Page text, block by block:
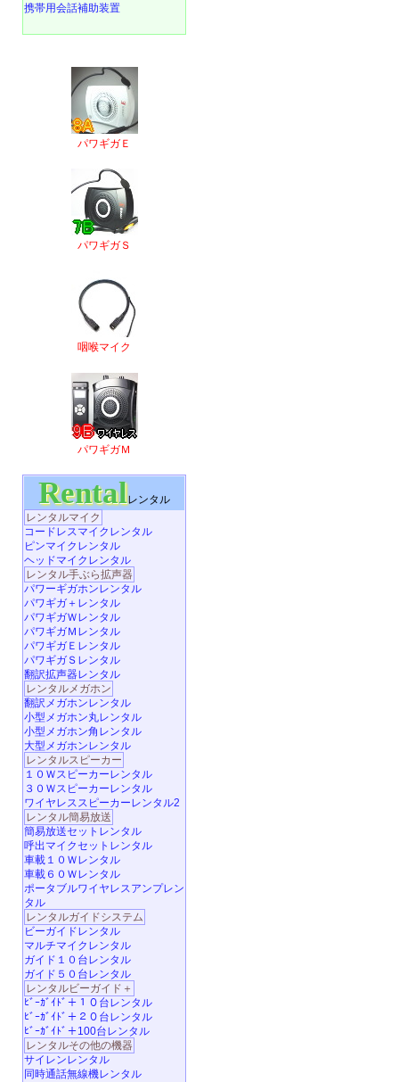
携帯用会話補助装置
パワギガＥ
パワギガＳ
咽喉マイク
パワギガＭ
Rentalレンタル
レンタルマイク
コードレスマイクレンタル
ピンマイクレンタル
ヘッドマイクレンタル
レンタル手ぶら拡声器
パワーギガホンレンタル
パワギガ＋レンタル
パワギガＷレンタル
パワギガＭレンタル
パワギガＥレンタル
パワギガＳレンタル
翻訳拡声器レンタル
レンタルメガホン
翻訳メガホンレンタル
小型メガホン丸レンタル
小型メガホン角レンタル
大型メガホンレンタル
レンタルスピーカー
１０Ｗスピーカーレンタル
３０Ｗスピーカーレンタル
ワイヤレススピーカーレンタル2
レンタル簡易放送
簡易放送セットレンタル
呼出マイクセットレンタル
車載１０Ｗレンタル
車載６０Ｗレンタル
ポータブルワイヤレスアンプレン
タル
レンタルガイドシステム
ビーガイドレンタル
マルチマイクレンタル
ガイド１０台レンタル
ガイド５０台レンタル
レンタルビーガイド＋
ﾋﾞｰｶﾞｲﾄﾞ＋１０台レンタル
ﾋﾞｰｶﾞｲﾄﾞ＋２０台レンタル
ﾋﾞｰｶﾞｲﾄﾞ＋100台レンタル
レンタルその他の機器
サイレンレンタル
同時通話無線機レンタル